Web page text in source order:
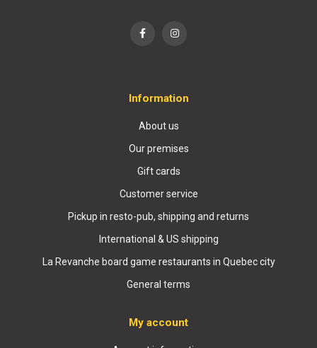
Information
About us
Our premises
Gift cards
Customer service
Pickup in resto-pub, shipping and returns
International & US shipping
La Revanche board game restaurants in Quebec city
General terms
My account